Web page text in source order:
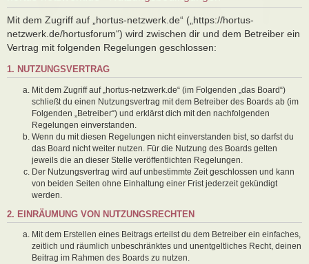
h
Mit dem Zugriff auf „hortus-netzwerk.de“ („https://hortus-
netzwerk.de/hortusforum“) wird zwischen dir und dem Betreiber ein
Vertrag mit folgenden Regelungen geschlossen:
1. NUTZUNGSVERTRAG
Mit dem Zugriff auf „hortus-netzwerk.de“ (im Folgenden „das Board“)
schließt du einen Nutzungsvertrag mit dem Betreiber des Boards ab (im
Folgenden „Betreiber“) und erklärst dich mit den nachfolgenden
Regelungen einverstanden.
Wenn du mit diesen Regelungen nicht einverstanden bist, so darfst du
das Board nicht weiter nutzen. Für die Nutzung des Boards gelten
jeweils die an dieser Stelle veröffentlichten Regelungen.
Der Nutzungsvertrag wird auf unbestimmte Zeit geschlossen und kann
von beiden Seiten ohne Einhaltung einer Frist jederzeit gekündigt
werden.
2. EINRÄUMUNG VON NUTZUNGSRECHTEN
Mit dem Erstellen eines Beitrags erteilst du dem Betreiber ein einfaches,
zeitlich und räumlich unbeschränktes und unentgeltliches Recht, deinen
Beitrag im Rahmen des Boards zu nutzen.